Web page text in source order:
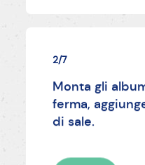
2/7
Monta gli
ferma,
di sale.